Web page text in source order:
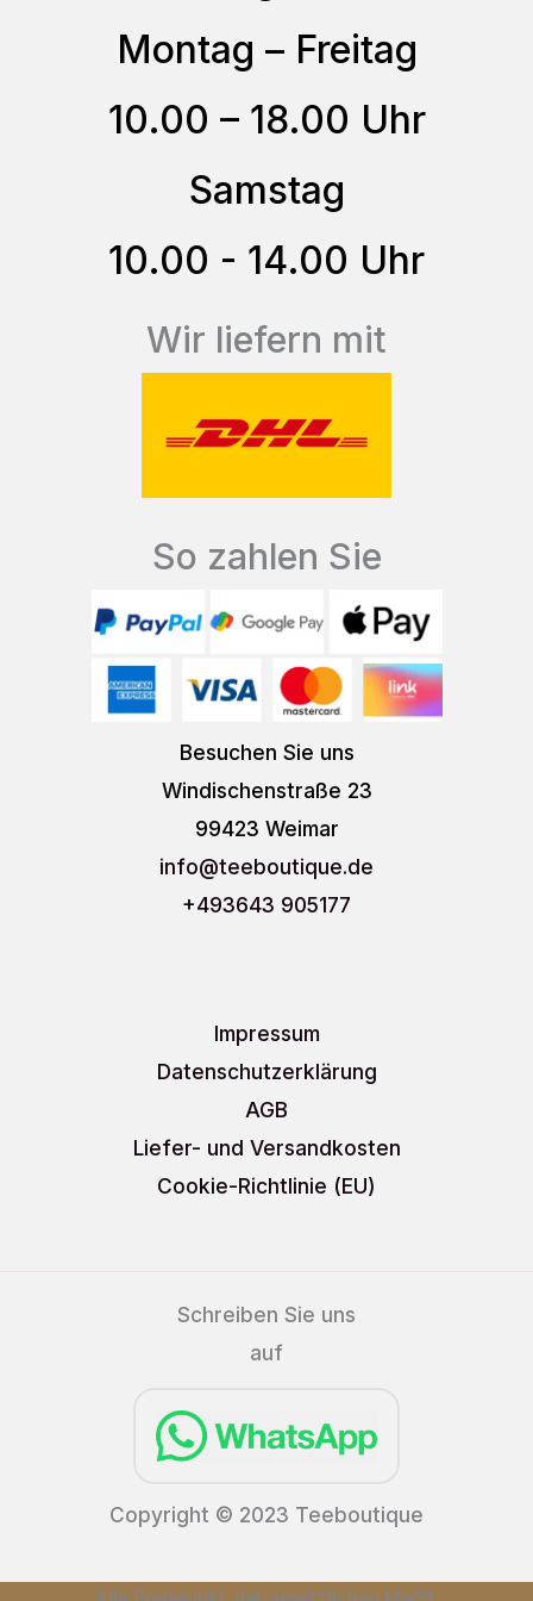
können
auf
der
Produktseite
werden
Montag – Freitag
10.00 – 18.00 Uhr
Samstag
10.00 - 14.00 Uhr
Wir liefern mit
So zahlen Sie
Besuchen Sie uns
Windischenstraße 23
99423 Weimar
info@teeboutique.de
+493643 905177
Impressum
Datenschutzerklärung
AGB
Liefer- und Versandkosten
Cookie-Richtlinie (EU)
Schreiben Sie uns
auf
Copyright © 2023 Teeboutique